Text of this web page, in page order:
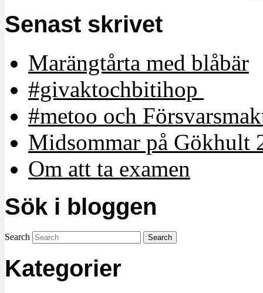
Senast skrivet
Marängtårta med blåbär
#givaktochbitihop
#metoo och
Midsommar på Gökhult
Om att ta examen
Sök i bloggen
Search
Kategorier